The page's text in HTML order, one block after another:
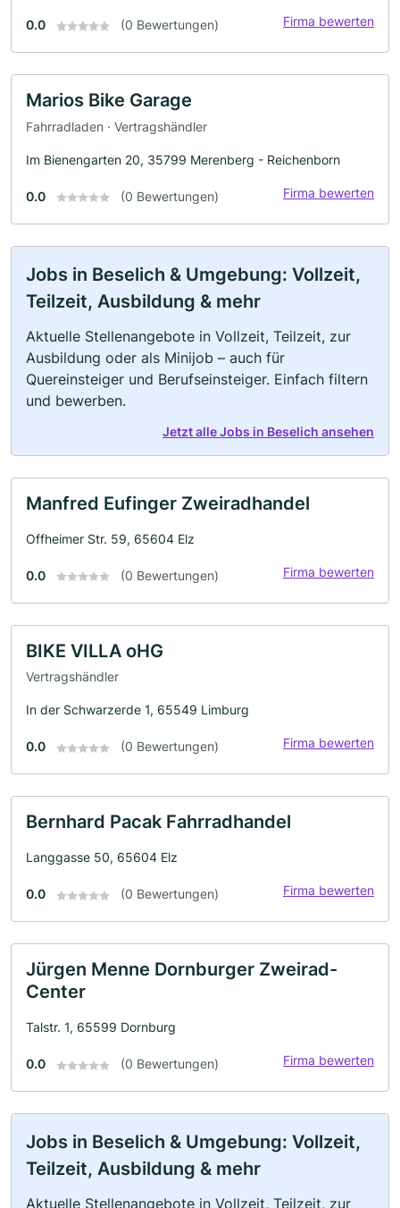
0.0 (0 Bewertungen) Firma bewerten
Marios Bike Garage
Fahrradladen · Vertragshändler
Im Bienengarten 20, 35799 Merenberg - Reichenborn
0.0 (0 Bewertungen) Firma bewerten
Jobs in Beselich & Umgebung: Vollzeit,
Teilzeit, Ausbildung & mehr
Aktuelle Stellenangebote in Vollzeit, Teilzeit, zur
Ausbildung oder als Minijob – auch für
Quereinsteiger und Berufseinsteiger. Einfach filtern
und bewerben.
Jetzt alle Jobs in Beselich ansehen
Manfred Eufinger Zweiradhandel
Offheimer Str. 59, 65604 Elz
0.0 (0 Bewertungen) Firma bewerten
BIKE VILLA oHG
Vertragshändler
In der Schwarzerde 1, 65549 Limburg
0.0 (0 Bewertungen) Firma bewerten
Bernhard Pacak Fahrradhandel
Langgasse 50, 65604 Elz
0.0 (0 Bewertungen) Firma bewerten
Jürgen Menne Dornburger Zweirad-
Center
Talstr. 1, 65599 Dornburg
0.0 (0 Bewertungen) Firma bewerten
Jobs in Beselich & Umgebung: Vollzeit,
Teilzeit, Ausbildung & mehr
Aktuelle Stellenangebote in Vollzeit, Teilzeit, zur